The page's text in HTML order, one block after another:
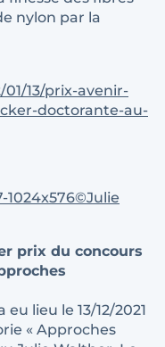
nylon par la
13/prix-avenir-
doctorante-au-
©Julie
prix du concours
lieu le 13/12/2021
« Approches